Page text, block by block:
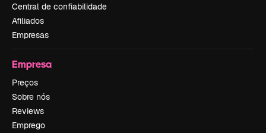
Central de confiabilidade
Afiliados
Empresas
Empresa
Preços
Sobre nós
Reviews
Emprego